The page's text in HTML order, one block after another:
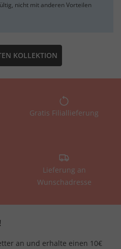
nicht mit anderen Vorteilen
KOLLEKTION
Gratis Filiallieferung
Lieferung an
Wunschadresse
an und erhalte einen 10€